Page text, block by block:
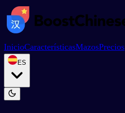
InicioCaracterísticasMazosPrecios
ES